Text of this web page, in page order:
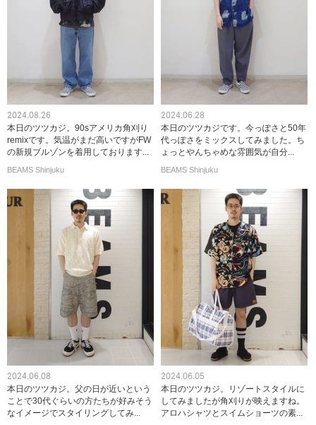
2024.08.26
本日のツツカジ。90sアメリカ角刈り
remixです。気温がまだ高いですがFW
の新規ブルゾンを着用しております...
BEAMS Shinjuku
2024.06.28
本日のツツカジです。今っぽさと50年
代っぽさをミックスしてみました。ち
ょっとやんちゃめな雰囲気が自分...
BEAMS Shinjuku
2024.06.08
本日のツツカジ。父の日が近いという
ことで30代ぐらいの方たちが好みそう
なイメージでスタイリングしてみ...
2024.06.05
本日のツツカジ。リゾートスタイルに
してみましたが角刈りが映えますね。
アロハシャツとスイムショーツの素...